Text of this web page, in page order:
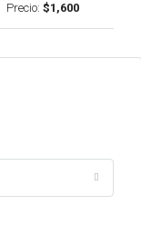
Precio: $1,600